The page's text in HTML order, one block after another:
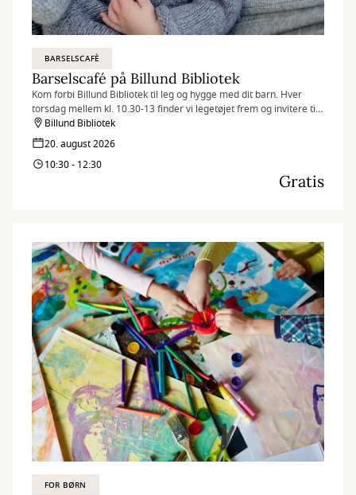
BARSELSCAFÈ
Barselscafé på Billund Bibliotek
Kom forbi Billund Bibliotek til leg og hygge med dit barn. Hver
torsdag mellem kl. 10.30-13 finder vi legetøjet frem og invitere til
Barselscafé.
Billund Bibliotek
20. august 2026
10:30 - 12:30
Gratis
FOR BØRN